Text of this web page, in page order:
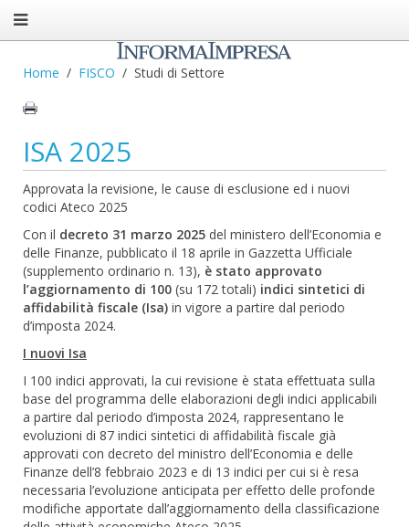
Home FISCO Studi di Settore
ISA 2025
Approvata la revisione, le cause di esclusione ed i nuovi
codici Ateco 2025
Con il decreto 31 marzo 2025 del ministero dell’Economia e
delle Finanze, pubblicato il 18 aprile in Gazzetta Ufficiale
(supplemento ordinario n. 13), è stato approvato
l’aggiornamento di 100 (su 172 totali) indici sintetici di
affidabilità fiscale (Isa) in vigore a partire dal periodo
d’imposta 2024.
I nuovi Isa
I 100 indici approvati, la cui revisione è stata effettuata sulla
base del programma delle elaborazioni degli indici applicabili
a partire dal periodo d’imposta 2024, rappresentano le
evoluzioni di 87 indici sintetici di affidabilità fiscale già
approvati con decreto del ministro dell’Economia e delle
Finanze dell’8 febbraio 2023 e di 13 indici per cui si è resa
necessaria l’evoluzione anticipata per effetto delle profonde
modifiche apportate dall’aggiornamento della classificazione